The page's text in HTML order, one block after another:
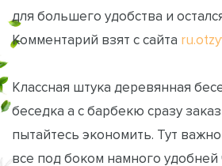
для большего удобства и
Комментарий взят с сайта
Классная штука деревянная
беседка а с барбекю сразу
пытайтесь экономить. Тут
все под боком намного удобней